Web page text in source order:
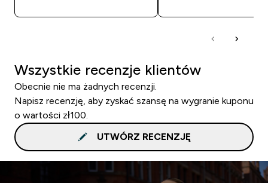
Wszystkie recenzje klientów
Obecnie nie ma żadnych recenzji.
Napisz recenzję, aby zyskać szansę na wygranie kuponu
o wartości zł100.
UTWÓRZ RECENZJĘ